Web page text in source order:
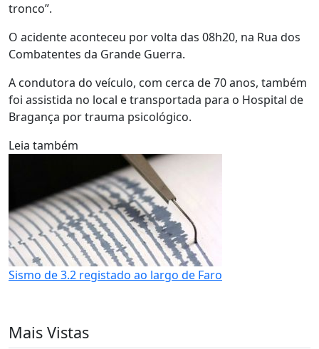
tronco”.
O acidente aconteceu por volta das 08h20, na Rua dos
Combatentes da Grande Guerra.
A condutora do veículo, com cerca de 70 anos, também
foi assistida no local e transportada para o Hospital de
Bragança por trauma psicológico.
Leia também
Sismo de 3.2 registado ao largo de Faro
Mais Vistas